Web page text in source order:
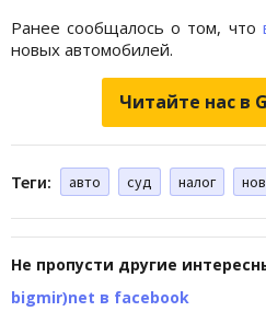
Ранее сообщалось о том, что
новых автомобилей.
Читайте нас в
Теги: авто суд налог
Не пропусти другие
bigmir)net в facebook